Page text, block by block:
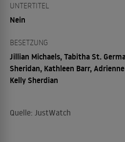
UNTERTITEL
Nein
BESETZUNG
Jillian Michaels, Tabitha St.
Sheridan, Kathleen Barr,
Kelly Sherdian
Quelle: JustWatch